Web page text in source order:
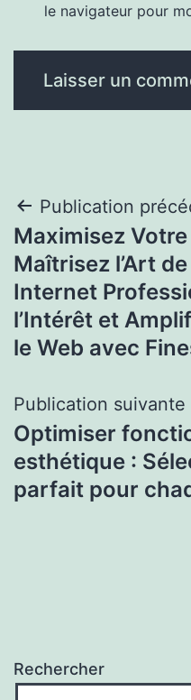
le navigateur pour
Navigation
de
l’article
Publication
Maximisez
Maîtrisez l’Art
Internet
l’Intérêt et
le Web avec
Publication suivante
Optimiser
esthétique :
parfait pour
Rechercher